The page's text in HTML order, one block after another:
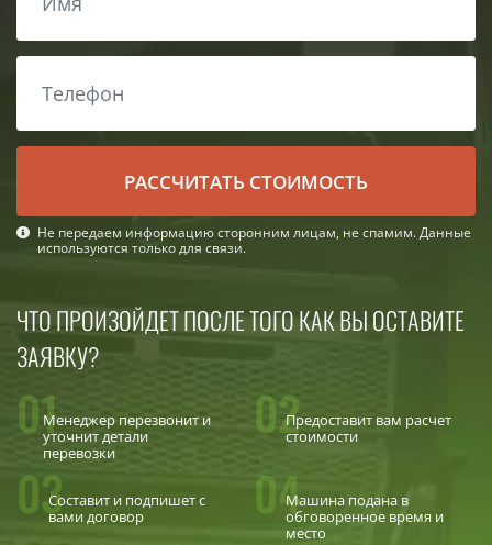
РАСCЧИТАТЬ СТОИМОСТЬ
Не передаем информацию сторонним лицам, не спамим. Данные
используются только для связи.
ЧТО ПРОИЗОЙДЕТ ПОСЛЕ ТОГО КАК ВЫ ОСТАВИТЕ
ЗАЯВКУ?
01Менеджер перезвонит и
уточнит детали
перевозки
02Предоставит вам расчет
стоимости
03Составит и подпишет с
вами договор
04Машина подана в
обговоренное время и
место